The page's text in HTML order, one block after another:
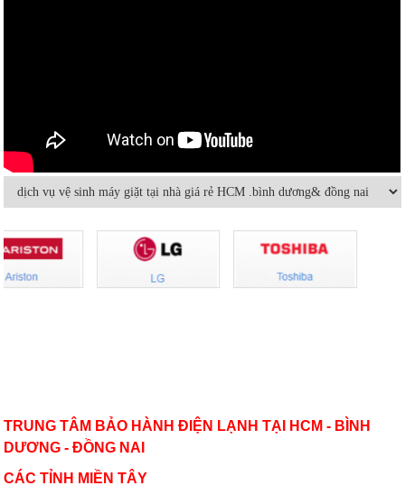
máy lạnh âm trần hiệu quả
hòa khác nhau thế nào
Bảo dưỡng điều hoà và những điều
Dùng máy lạnh điều hòa thế nào để
Có nên bật/tắt máy lạnh liên tục để
Hướng dẫn sử dụng điều hòa đúng
TRUNG TÂM BẢO HÀNH ĐIỆN LẠNH TẠI HCM - BÌNH
DƯƠNG - ĐỒNG NAI
CÁC TỈNH MIỀN TÂY